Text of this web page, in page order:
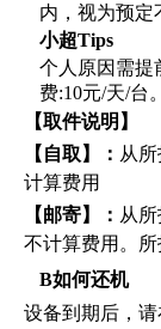
内，视为预定
小超Tips
个人原因需提
费:10元/天/台。
【取件说明】
【自取】： 从
计算费用
【邮寄】： 从
不计算费用。
B如何还机
设备到期后，请